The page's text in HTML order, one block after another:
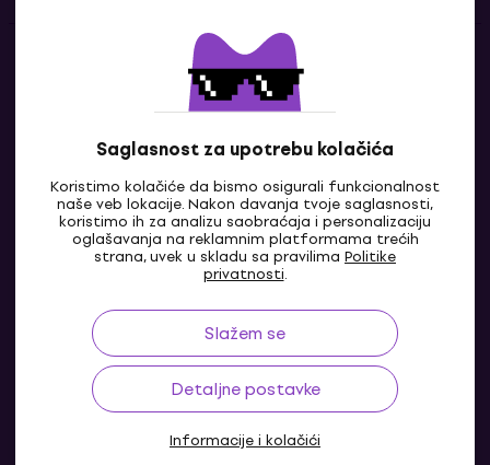
Saglasnost za upotrebu kolačića
Koristimo kolačiće da bismo osigurali funkcionalnost
naše veb lokacije. Nakon davanja tvoje saglasnosti,
koristimo ih za analizu saobraćaja i personalizaciju
oglašavanja na reklamnim platformama trećih
strana, uvek u skladu sa pravilima Politike
privatnosti.
Slažem se
Detaljne postavke
Informacije i kolačići
Kontakti
Kontaktiraj nas
RS